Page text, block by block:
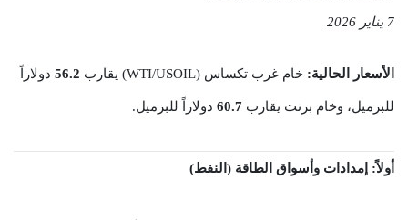
7 يناير 2026
الأسعار الحالية: خام غرب تكساس (WTI/USOIL) يقارب 56.2 دولاراً
للبرميل، وخام برنت يقارب 60.7 دولاراً للبرميل.
أولاً: إمدادات وأسواق الطاقة (النفط)